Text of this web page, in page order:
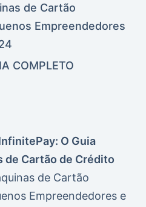
de Cartão
Empreendedores
COMPLETO
O Guia
de Cartão de Crédito
de Cartão
Empreendedores e